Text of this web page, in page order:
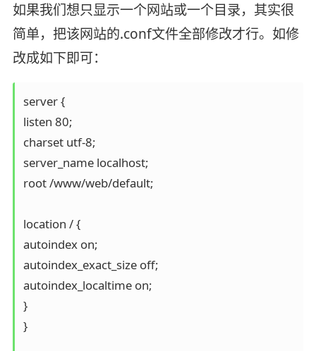
如果我们想只显示一个网站或一个目录，其实很
简单，把该网站的.conf文件全部修改才行。如修
改成如下即可：
server {
listen 80;
charset utf-8;
server_name localhost;
root /www/web/default;
location / {
autoindex on;
autoindex_exact_size off;
autoindex_localtime on;
}
}